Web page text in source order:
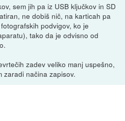
sem jih pa iz USB ključkov in SD
ne dobiš nič, na karticah pa
podvigov, ko je
tako da je odvisno od
zadev veliko manj uspešno,
zaradi načina zapisov.